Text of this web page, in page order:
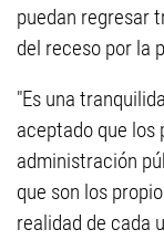
puedan regresar
del receso por la
"Es una
aceptado que los
administración
que son los
realidad de cada